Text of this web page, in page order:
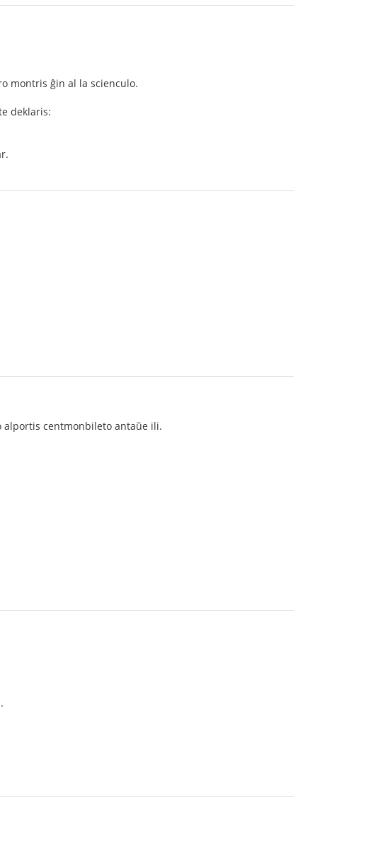
montris ĝin al la scienculo.
deklaris:
alportis centmonbileto antaŭe ili.